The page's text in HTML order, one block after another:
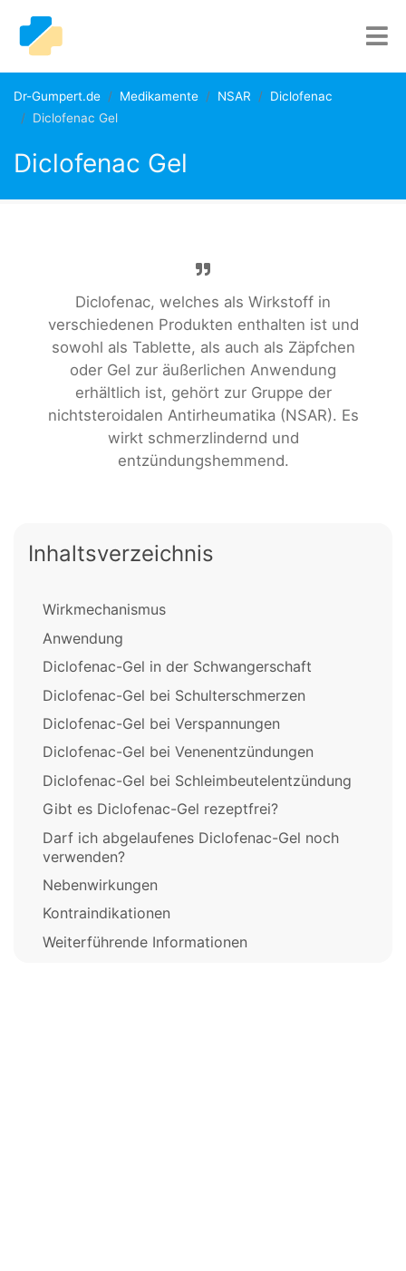
Dr-Gumpert.de Medikamente NSAR
Diclofenac
Diclofenac Gel
Diclofenac Gel
Diclofenac, welches als Wirkstoff in
verschiedenen Produkten enthalten ist und
sowohl als Tablette, als auch als Zäpfchen
oder Gel zur äußerlichen Anwendung
erhältlich ist, gehört zur Gruppe der
nichtsteroidalen Antirheumatika (NSAR). Es
wirkt schmerzlindernd und
entzündungshemmend.
Inhaltsverzeichnis
Wirkmechanismus
Anwendung
Diclofenac-Gel in der Schwangerschaft
Diclofenac-Gel bei Schulterschmerzen
Diclofenac-Gel bei Verspannungen
Diclofenac-Gel bei Venenentzündungen
Diclofenac-Gel bei Schleimbeutelentzündung
Gibt es Diclofenac-Gel rezeptfrei?
Darf ich abgelaufenes Diclofenac-Gel noch
verwenden?
Nebenwirkungen
Kontraindikationen
Weiterführende Informationen